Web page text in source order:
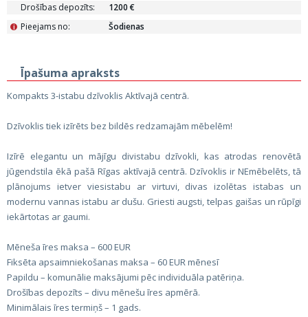
Drošības depozīts:
1200 €
Pieejams no:
i Šodienas
Īpašuma apraksts
Kompakts 3-istabu dzīvoklis Aktīvajā centrā.
Dzīvoklis tiek izīrēts bez bildēs redzamajām mēbelēm!
Izīrē elegantu un mājīgu divistabu dzīvokli, kas atrodas renovētā
jūgendstila ēkā pašā Rīgas aktīvajā centrā. Dzīvoklis ir NEmēbelēts, tā
plānojums ietver viesistabu ar virtuvi, divas izolētas istabas un
modernu vannas istabu ar dušu. Griesti augsti, telpas gaišas un rūpīgi
iekārtotas ar gaumi.
Mēneša īres maksa – 600 EUR
Fiksēta apsaimniekošanas maksa – 60 EUR mēnesī
Papildu – komunālie maksājumi pēc individuāla patēriņa.
Drošības depozīts – divu mēnešu īres apmērā.
Minimālais īres termiņš – 1 gads.